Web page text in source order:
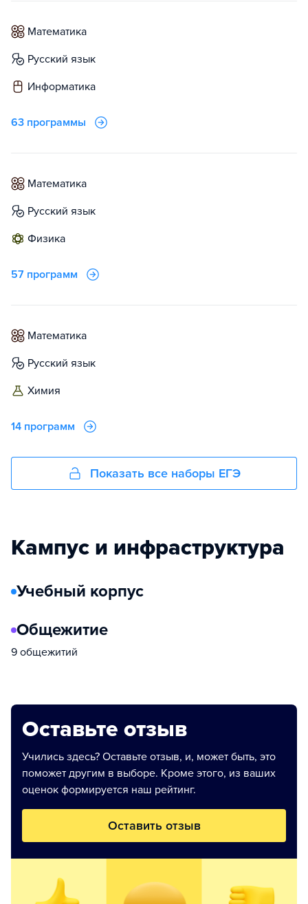
математика
русский язык
информатика
63 программы
математика
русский язык
физика
57 программ
математика
русский язык
химия
14 программ
Показать все наборы ЕГЭ
Кампус и инфраструктура
Учебный корпус
Общежитие
9 общежитий
Оставьте отзыв
Учились здесь? Оставьте отзыв, и, может быть, это
поможет другим в выборе. Кроме этого, из ваших
оценок формируется наш рейтинг.
Оставить отзыв